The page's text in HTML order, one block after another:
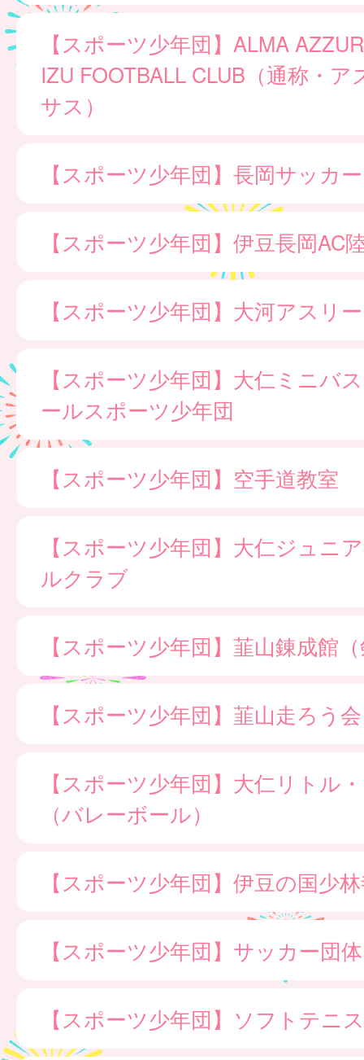
【スポーツ少年団】ALMA
IZU FOOTBALL CLUB（通称・
サス）
【スポーツ少年団】長岡サッカー
【スポーツ少年団】伊豆長岡AC
【スポーツ少年団】大河アスリ
【スポーツ少年団】大仁ミニバ
ールスポーツ少年団
【スポーツ少年団】空手道教室
【スポーツ少年団】大仁ジュニ
ルクラブ
【スポーツ少年団】韮山錬成館
【スポーツ少年団】韮山走ろう
【スポーツ少年団】大仁リトル
（バレーボール）
【スポーツ少年団】伊豆の国少
【スポーツ少年団】サッカー団体
【スポーツ少年団】ソフトテニ